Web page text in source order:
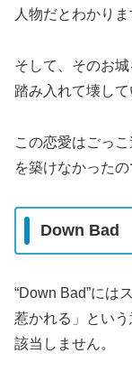
人物だとわかりま
そして、そのお
踏み入れて壊し
この恋愛はごっ
を築けなかった
Down Bad
“Down Bad”には
惹かれる」とい
該当しません。